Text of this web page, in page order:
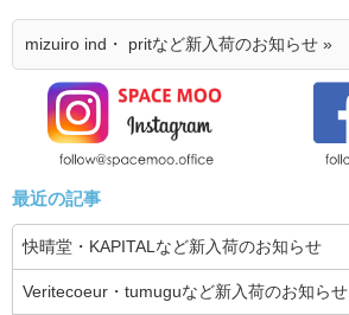
mizuiro ind・ pritなど新入荷のお知らせ »
最近の記事
快晴堂・KAPITALなど新入荷のお知らせ
Veritecoeur・tumuguなど新入荷のお知らせ